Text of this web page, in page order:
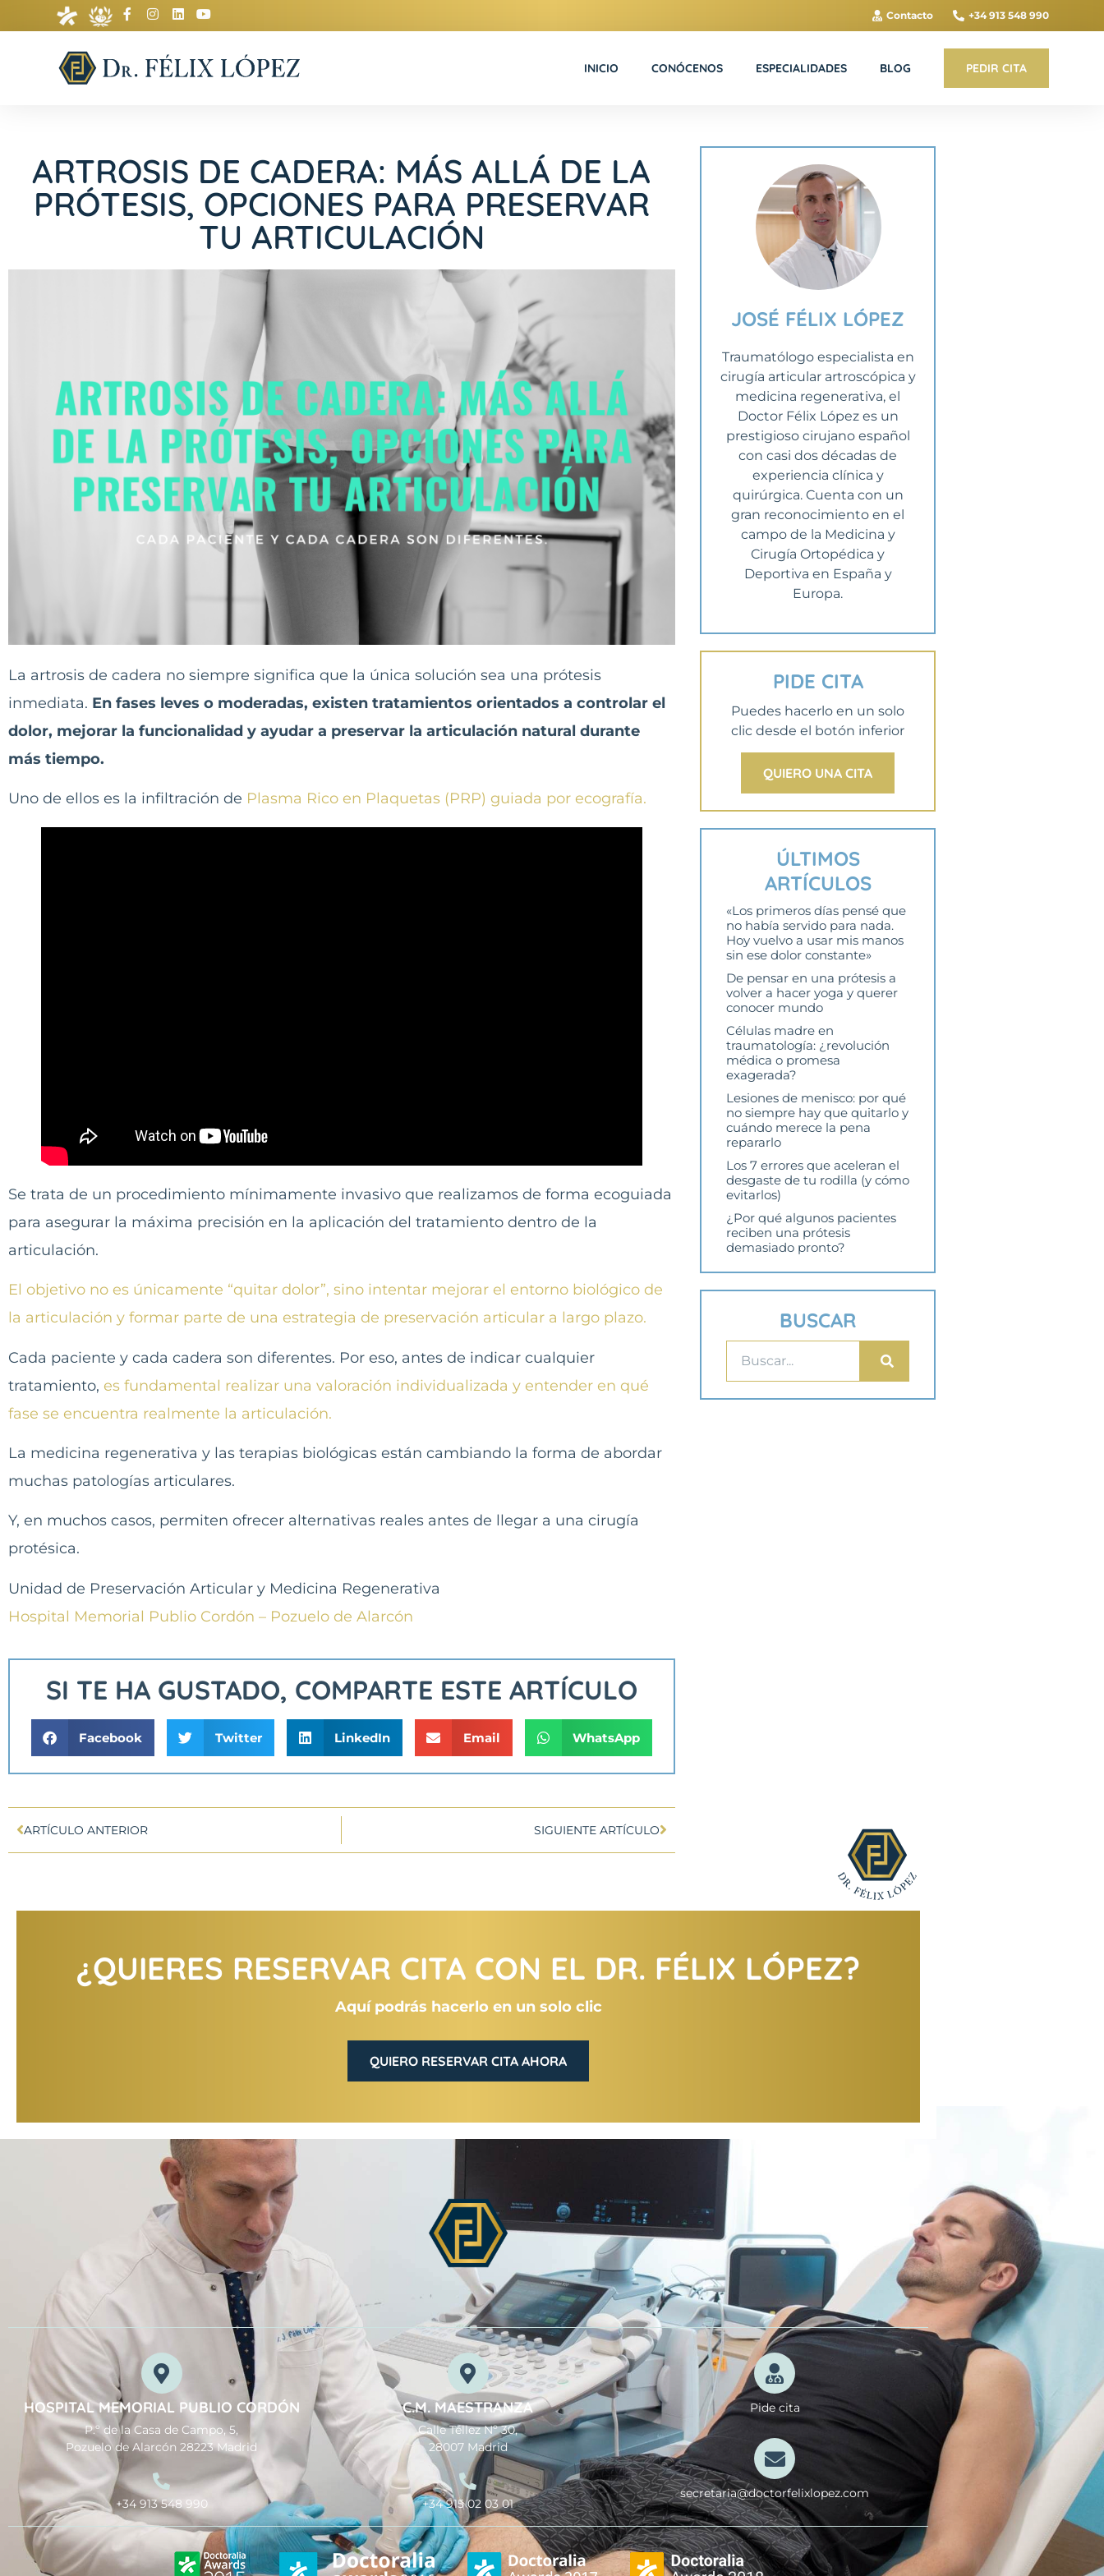
Contacto +34 913 548 990
INICIO CONÓCENOS ESPECIALIDADES BLOG PEDIR CITA
ARTROSIS DE CADERA: MÁS ALLÁ DE LA
PRÓTESIS, OPCIONES PARA PRESERVAR
TU ARTICULACIÓN
La artrosis de cadera no siempre significa que la única solución sea una prótesis
inmediata. En fases leves o moderadas, existen tratamientos orientados a controlar el
dolor, mejorar la funcionalidad y ayudar a preservar la articulación natural durante
más tiempo.
Uno de ellos es la infiltración de Plasma Rico en Plaquetas (PRP) guiada por ecografía.
Se trata de un procedimiento mínimamente invasivo que realizamos de forma ecoguiada
para asegurar la máxima precisión en la aplicación del tratamiento dentro de la
articulación.
El objetivo no es únicamente “quitar dolor”, sino intentar mejorar el entorno biológico de
la articulación y formar parte de una estrategia de preservación articular a largo plazo.
Cada paciente y cada cadera son diferentes. Por eso, antes de indicar cualquier
tratamiento, es fundamental realizar una valoración individualizada y entender en qué
fase se encuentra realmente la articulación.
La medicina regenerativa y las terapias biológicas están cambiando la forma de abordar
muchas patologías articulares.
Y, en muchos casos, permiten ofrecer alternativas reales antes de llegar a una cirugía
protésica.
Unidad de Preservación Articular y Medicina Regenerativa
Hospital Memorial Publio Cordón – Pozuelo de Alarcón
SI TE HA GUSTADO, COMPARTE ESTE ARTÍCULO
Facebook Twitter LinkedIn Email WhatsApp
ARTÍCULO ANTERIOR SIGUIENTE ARTÍCULO
JOSÉ FÉLIX LÓPEZ
Traumatólogo especialista en
cirugía articular artroscópica y
medicina regenerativa, el
Doctor Félix López es un
prestigioso cirujano español
con casi dos décadas de
experiencia clínica y
quirúrgica. Cuenta con un
gran reconocimiento en el
campo de la Medicina y
Cirugía Ortopédica y
Deportiva en España y
Europa.
PIDE CITA
Puedes hacerlo en un solo
clic desde el botón inferior
QUIERO UNA CITA
ÚLTIMOS
ARTÍCULOS
«Los primeros días pensé que
no había servido para nada.
Hoy vuelvo a usar mis manos
sin ese dolor constante»
De pensar en una prótesis a
volver a hacer yoga y querer
conocer mundo
Células madre en
traumatología: ¿revolución
médica o promesa
exagerada?
Lesiones de menisco: por qué
no siempre hay que quitarlo y
cuándo merece la pena
repararlo
Los 7 errores que aceleran el
desgaste de tu rodilla (y cómo
evitarlos)
¿Por qué algunos pacientes
reciben una prótesis
demasiado pronto?
BUSCAR
¿QUIERES RESERVAR CITA CON EL DR. FÉLIX LÓPEZ?
Aquí podrás hacerlo en un solo clic
QUIERO RESERVAR CITA AHORA
HOSPITAL MEMORIAL PUBLIO CORDÓN
P.º de la Casa de Campo, 5,
Pozuelo de Alarcón 28223 Madrid
+34 913 548 990
C.M. MAESTRANZA
Calle Téllez Nº 30,
28007 Madrid
+34 915 02 03 01
Pide cita
secretaria@doctorfelixlopez.com